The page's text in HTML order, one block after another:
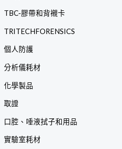
TBC-膠帶和背襯卡
TRITECHFORENSICS
個人防護
分析儀耗材
化學製品
取證
口腔、唾液拭子和用品
實驗室耗材